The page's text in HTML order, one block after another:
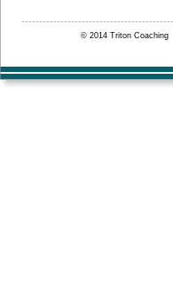
© 2014 Triton Coaching